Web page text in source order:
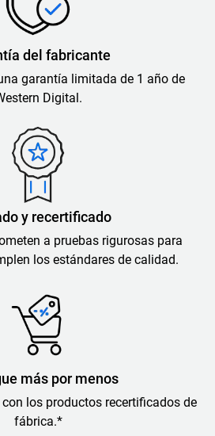
del fabricante
garantía limitada de 1 año de
Digital.
y recertificado
a pruebas rigurosas para
los estándares de calidad.
más por menos
los productos recertificados de
fábrica.*